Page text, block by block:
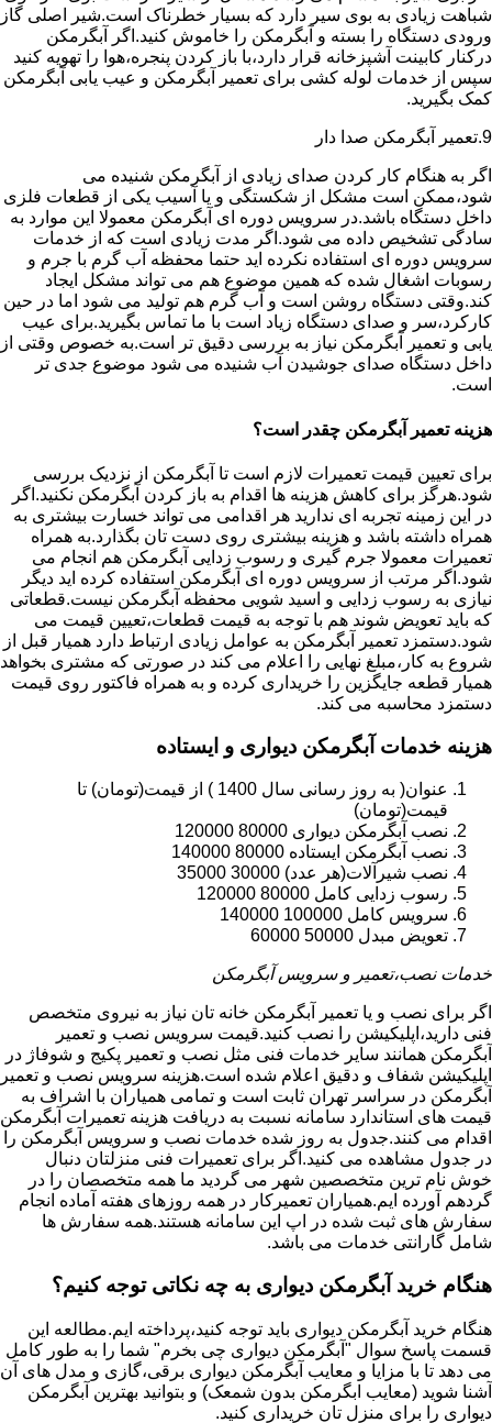
شباهت زیادی به بوی سیر دارد که بسیار خطرناک است.شیر اصلی گاز
ورودی دستگاه را بسته و آبگرمکن را خاموش کنید.اگر آبگرمکن
درکنار کابینت آشپزخانه قرار دارد،با باز کردن پنجره،هوا را تهویه کنید
سپس از خدمات لوله کشی برای تعمیر آبگرمکن و عیب یابی آبگرمکن
کمک بگیرید.
9.تعمیر آبگرمکن صدا دار
اگر به هنگام کار کردن صدای زیادی از آبگرمکن شنیده می
شود،ممکن است مشکل از شکستگی و یا آسیب یکی از قطعات فلزی
داخل دستگاه باشد.در سرویس دوره ای آبگرمکن معمولا این موارد به
سادگی تشخیص داده می شود.اگر مدت زیادی است که از خدمات
سرویس دوره ای استفاده نکرده اید حتما محفظه آب گرم با جرم و
رسوبات اشغال شده که همین موضوع هم می تواند مشکل ایجاد
کند.وقتی دستگاه روشن است و آب گرم هم تولید می شود اما در حین
کارکرد،سر و صدای دستگاه زیاد است با ما تماس بگیرید.برای عیب
یابی و تعمیر آبگرمکن نیاز به بررسی دقیق تر است.به خصوص وقتی از
داخل دستگاه صدای جوشیدن آب شنیده می شود موضوع جدی تر
است.
هزینه تعمیر آبگرمکن چقدر است؟
برای تعیین قیمت تعمیرات لازم است تا آبگرمکن از نزدیک بررسی
شود.هرگز برای کاهش هزینه ها اقدام به باز کردن آبگرمکن نکنید.اگر
در این زمینه تجربه ای ندارید هر اقدامی می تواند خسارت بیشتری به
همراه داشته باشد و هزینه بیشتری روی دست تان بگذارد.به همراه
تعمیرات معمولا جرم گیری و رسوب زدایی آبگرمکن هم انجام می
شود.اگر مرتب از سرویس دوره ای آبگرمکن استفاده کرده اید دیگر
نیازی به رسوب زدایی و اسید شویی محفظه آبگرمکن نیست.قطعاتی
که باید تعویض شوند هم با توجه به قیمت قطعات،تعیین قیمت می
شود.دستمزد تعمیر آبگرمکن به عوامل زیادی ارتباط دارد همیار قبل از
شروع به کار،مبلغ نهایی را اعلام می کند در صورتی که مشتری بخواهد
همیار قطعه جایگزین را خریداری کرده و به همراه فاکتور روی قیمت
دستمزد محاسبه می کند.
هزینه خدمات آبگرمکن دیواری و ایستاده
عنوان( به روز رسانی سال 1400 ) از قیمت(تومان) تا
قیمت(تومان)
نصب آبگرمکن دیواری 80000 120000
نصب آبگرمکن ایستاده 80000 140000
نصب شیرآلات(هر عدد) 30000 35000
رسوب زدایی کامل 80000 120000
سرویس کامل 100000 140000
تعویض مبدل 50000 60000
خدمات نصب،تعمیر و سرویس آبگرمکن
اگر برای نصب و یا تعمیر آبگرمکن خانه تان نیاز به نیروی متخصص
فنی دارید،اپلیکیشن را نصب کنید.قیمت سرویس نصب و تعمیر
آبگرمکن همانند سایر خدمات فنی مثل نصب و تعمیر پکیج و شوفاژ در
اپلیکیشن شفاف و دقیق اعلام شده است.هزینه سرویس نصب و تعمیر
آبگرمکن در سراسر تهران ثابت است و تمامی همیاران با اشراف به
قیمت های استاندارد سامانه نسبت به دریافت هزینه تعمیرات آبگرمکن
اقدام می کنند.جدول به روز شده خدمات نصب و سرویس آبگرمکن را
در جدول مشاهده می کنید.اگر برای تعمیرات فنی منزلتان دنبال
خوش نام ترین متخصصین شهر می گردید ما همه متخصصان را در
گردهم آورده ایم.همیاران تعمیرکار در همه روزهای هفته آماده انجام
سفارش های ثبت شده در اپ این سامانه هستند.همه سفارش ها
شامل گارانتی خدمات می باشد.
هنگام خرید آبگرمکن دیواری به چه نکاتی توجه کنیم؟
هنگام خرید آبگرمکن دیواری باید توجه کنید،پرداخته ایم.مطالعه این
قسمت پاسخ سوال "آبگرمکن دیواری چی بخرم" شما را به طور کامل
می دهد تا با مزایا و معایب آبگرمکن دیواری برقی،گازی و مدل های آن
آشنا شوید (معایب ابگرمکن بدون شمعک) و بتوانید بهترین آبگرمکن
دیواری را برای منزل تان خریداری کنید.